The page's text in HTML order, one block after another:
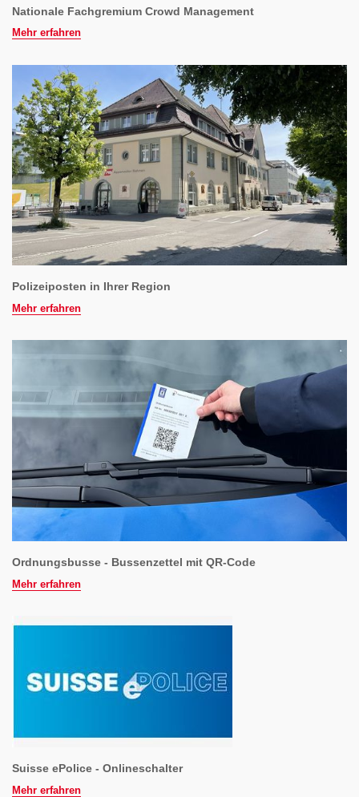
Nationale Fachgremium Crowd Management
Mehr erfahren
Polizeiposten in Ihrer Region
Mehr erfahren
Ordnungsbusse - Bussenzettel mit QR-Code
Mehr erfahren
Suisse ePolice - Onlineschalter
Mehr erfahren